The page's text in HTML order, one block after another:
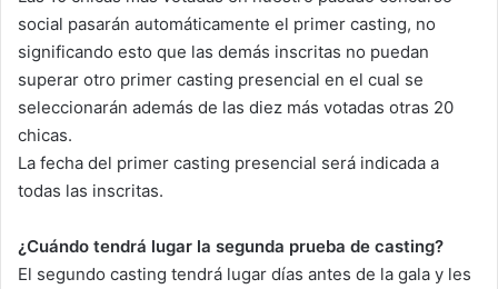
social pasarán automáticamente el primer casting, no
significando esto que las demás inscritas no puedan
superar otro primer casting presencial en el cual se
seleccionarán además de las diez más votadas otras 20
chicas.
La fecha del primer casting presencial será indicada a
todas las inscritas.
¿Cuándo tendrá lugar la segunda prueba de casting?
El segundo casting tendrá lugar días antes de la gala y les